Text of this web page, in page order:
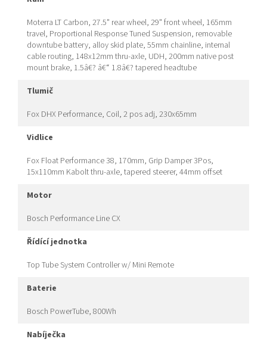
Moterra LT Carbon, 27.5" rear wheel, 29" front wheel, 165mm
travel, Proportional Response Tuned Suspension, removable
downtube battery, alloy skid plate, 55mm chainline, internal
cable routing, 148x12mm thru-axle, UDH, 200mm native post
mount brake, 1.5â€? â€“ 1.8â€? tapered headtube
tlumič
Fox DHX Performance, Coil, 2 pos adj, 230x65mm
vidlice
Fox Float Performance 38, 170mm, Grip Damper 3Pos,
15x110mm Kabolt thru-axle, tapered steerer, 44mm offset
motor
Bosch Performance Line CX
řídící jednotka
Top Tube System Controller w/ Mini Remote
baterie
Bosch PowerTube, 800Wh
nabíječka